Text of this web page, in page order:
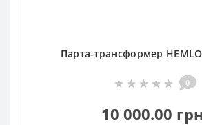
Парта-трансформер
0
10 000.00